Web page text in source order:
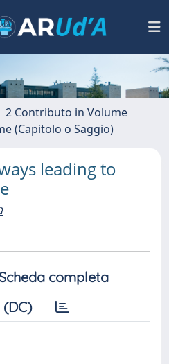
2 Contributo in Volume
(Capitolo o Saggio)
leading to
completa